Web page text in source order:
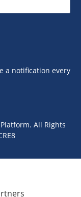
a notification every
All Rights